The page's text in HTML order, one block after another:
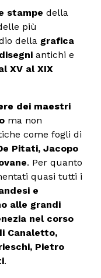
stampe della
più
della grafica
antichi e
XV al XIX
dei maestri
ma non
come fogli di
Pitati, Jacopo
. Per quanto
quasi tutti i
e
alle grandi
nel corso
Canaletto,
Pietro
.